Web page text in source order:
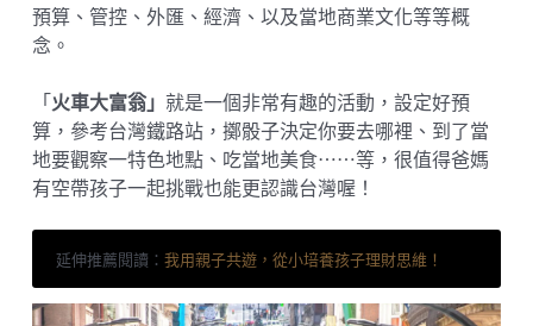
預算、管控、外匯、經濟、以及當地商業文化等等概
念。
「 火車大富翁」 就是一個非常有趣的活動，設定好預
算，參考台灣鐵路站，擲骰子決定你要去哪裡、到了當
地要觀察一特色地點、吃當地美食⋯⋯等，很值得爸媽
有空帶孩子一起挑戰也能更認識台灣喔！
延伸推薦閱讀： 我用親子共遊，從小培養孩子理財思維！